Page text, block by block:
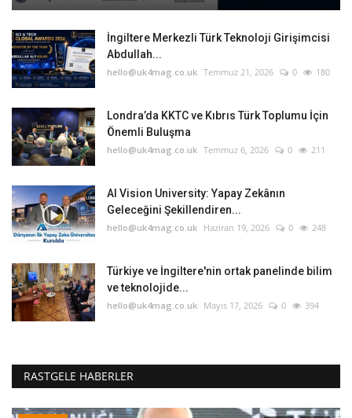
İngiltere Merkezli Türk Teknoloji Girişimcisi
Abdullah...
hello@uk4mag.co.uk Temmuz 21, 2026 0 180
Londra’da KKTC ve Kıbrıs Türk Toplumu İçin
Önemli Buluşma
hello@uk4mag.co.uk Temmuz 6, 2026 0 211
AI Vision University: Yapay Zekânın
Geleceğini Şekillendiren...
hello@uk4mag.co.uk Haziran 19, 2026 0 248
Türkiye ve İngiltere'nin ortak panelinde bilim
ve teknolojide...
hello@uk4mag.co.uk Mayıs 17, 2026 0 394
RASTGELE HABERLER